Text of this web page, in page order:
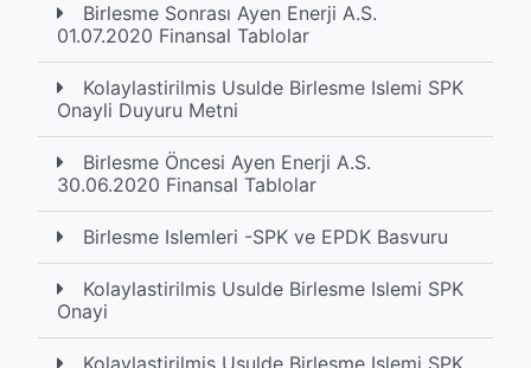
Birlesme Sonrası Ayen Enerji A.S.
01.07.2020 Finansal Tablolar
Kolaylastirilmis Usulde Birlesme Islemi SPK
Onayli Duyuru Metni
Birlesme Öncesi Ayen Enerji A.S.
30.06.2020 Finansal Tablolar
Birlesme Islemleri -SPK ve EPDK Basvuru
Kolaylastirilmis Usulde Birlesme Islemi SPK
Onayi
Kolaylastirilmis Usulde Birlesme Islemi SPK